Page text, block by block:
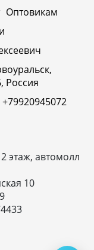
Оптовикам
Россия
+79920945072
этаж, автомолл
10